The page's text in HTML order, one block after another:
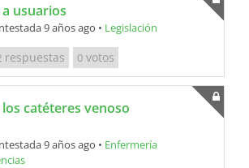
usuarios
9 años ago • Legislación
respuestas 0 votos
catéteres venoso
9 años ago • Enfermería